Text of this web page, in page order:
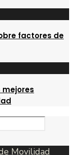
factores de